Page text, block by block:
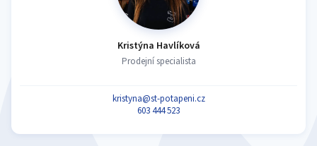
Kristýna Havlíková
Prodejní specialista
kristyna@st-potapeni.cz
603 444 523